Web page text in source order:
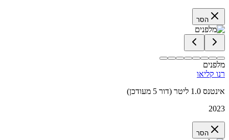
הסר
מלפנים
רנו קליאו
אינטנס 1.0 ליטר (דור 5 מעודכן)
2023
הסר